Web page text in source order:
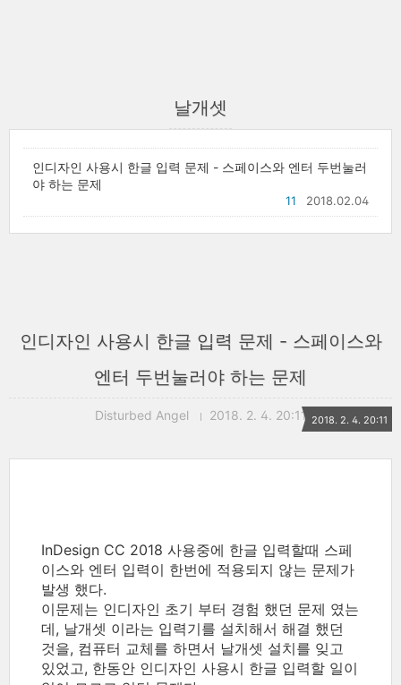
날개셋
인디자인 사용시 한글 입력 문제 - 스페이스와 엔터 두번눌러
야 하는 문제
2018.02.04
11
인디자인 사용시 한글 입력 문제 - 스페이스와
엔터 두번눌러야 하는 문제
Disturbed Angel 2018. 2. 4. 20:11 2018. 2. 4. 20:11
InDesign CC 2018 사용중에 한글 입력할때 스페
이스와 엔터 입력이 한번에 적용되지 않는 문제가
발생 했다.
이문제는 인디자인 초기 부터 경험 했던 문제 였는
데, 날개셋 이라는 입력기를 설치해서 해결 했던
것을, 컴퓨터 교체를 하면서 날개셋 설치를 잊고
있었고, 한동안 인디자인 사용시 한글 입력할 일이